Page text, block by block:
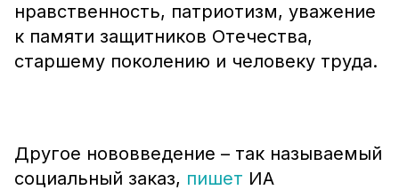
нравственность, патриотизм, уважение
к памяти защитников Отечества,
старшему поколению и человеку труда.
Другое нововведение – так называемый
социальный заказ, пишет ИА